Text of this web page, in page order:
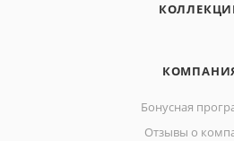
Бонусная
Отзывы о